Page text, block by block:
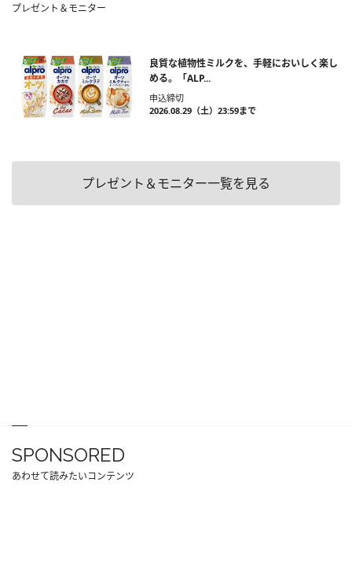
プレゼント＆モニター
良質な植物性ミルクを、手軽においしく楽し
める。「ALP...
申込締切
2026.08.29（土）23:59まで
プレゼント＆モニター一覧を見る
SPONSORED
あわせて読みたいコンテンツ